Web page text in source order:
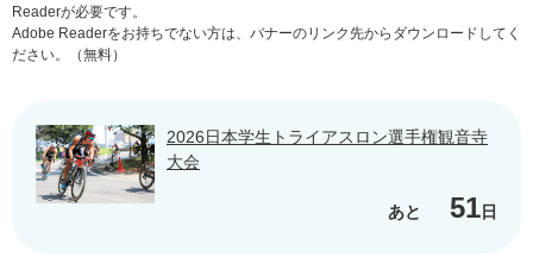
Readerが必要です。
Adobe Readerをお持ちでない方は、バナーのリンク先からダウンロードしてく
ださい。（無料）
2026日本学生トライアスロン選手権観音寺
大会
あと 51日